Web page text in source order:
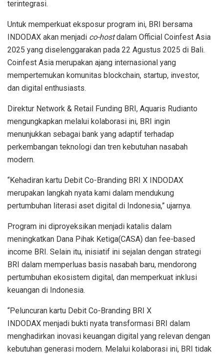
terintegrasi.
Untuk memperkuat eksposur program ini, BRI bersama
INDODAX akan menjadi co-host dalam Official Coinfest Asia
2025 yang diselenggarakan pada 22 Agustus 2025 di Bali.
Coinfest Asia merupakan ajang internasional yang
mempertemukan komunitas blockchain, startup, investor,
dan digital enthusiasts.
Direktur Network & Retail Funding BRI, Aquaris Rudianto
mengungkapkan melalui kolaborasi ini, BRI ingin
menunjukkan sebagai bank yang adaptif terhadap
perkembangan teknologi dan tren kebutuhan nasabah
modern.
“Kehadiran kartu Debit Co-Branding BRI X INDODAX
merupakan langkah nyata kami dalam mendukung
pertumbuhan literasi aset digital di Indonesia,” ujarnya.
Program ini diproyeksikan menjadi katalis dalam
meningkatkan Dana Pihak Ketiga(CASA) dan fee-based
income BRI. Selain itu, inisiatif ini sejalan dengan strategi
BRI dalam memperluas basis nasabah baru, mendorong
pertumbuhan ekosistem digital, dan memperkuat inklusi
keuangan di Indonesia.
“Peluncuran kartu Debit Co-Branding BRI X
INDODAX menjadi bukti nyata transformasi BRI dalam
menghadirkan inovasi keuangan digital yang relevan dengan
kebutuhan generasi modern. Melalui kolaborasi ini, BRI tidak